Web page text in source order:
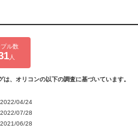
ル数
人
、オリコンの以下の調査に基づいています。
04/24
07/28
06/28